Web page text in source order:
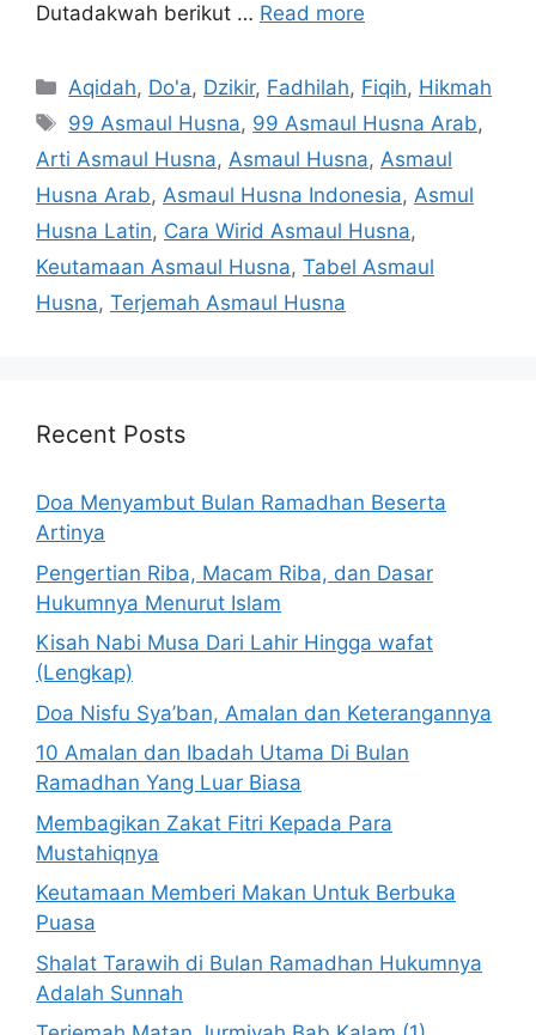
Dutadakwah berikut … Read more
Categories
Aqidah, Do'a, Dzikir, Fadhilah, Fiqih, Hikmah
Tags
99 Asmaul Husna, 99 Asmaul Husna Arab,
Arti Asmaul Husna, Asmaul Husna, Asmaul
Husna Arab, Asmaul Husna Indonesia, Asmul
Husna Latin, Cara Wirid Asmaul Husna,
Keutamaan Asmaul Husna, Tabel Asmaul
Husna, Terjemah Asmaul Husna
Recent Posts
Doa Menyambut Bulan Ramadhan Beserta
Artinya
Pengertian Riba, Macam Riba, dan Dasar
Hukumnya Menurut Islam
Kisah Nabi Musa Dari Lahir Hingga wafat
(Lengkap)
Doa Nisfu Sya’ban, Amalan dan Keterangannya
10 Amalan dan Ibadah Utama Di Bulan
Ramadhan Yang Luar Biasa
Membagikan Zakat Fitri Kepada Para
Mustahiqnya
Keutamaan Memberi Makan Untuk Berbuka
Puasa
Shalat Tarawih di Bulan Ramadhan Hukumnya
Adalah Sunnah